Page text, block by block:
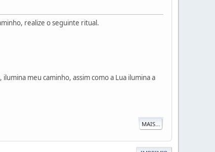
realize o seguinte ritual.
meu caminho, assim como a Lua ilumina a
MAIS...